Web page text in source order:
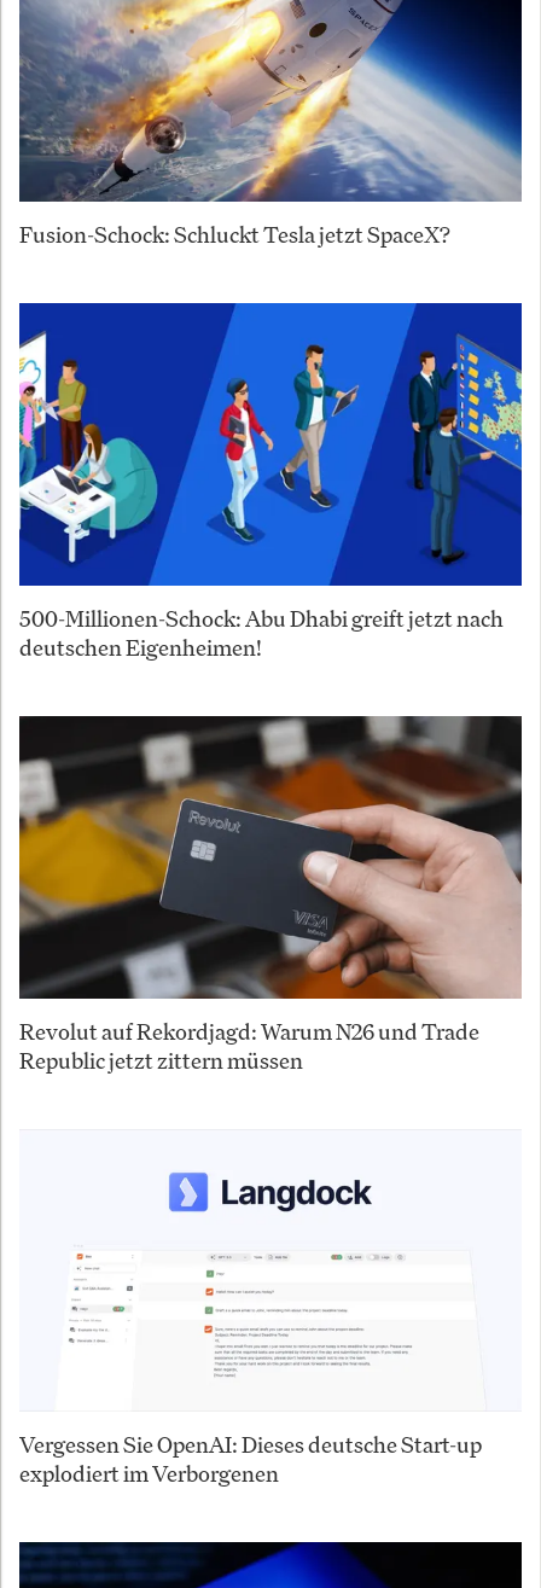
Fusion-Schock: Schluckt Tesla jetzt SpaceX?
500-Millionen-Schock: Abu Dhabi greift jetzt nach
deutschen Eigenheimen!
Revolut auf Rekordjagd: Warum N26 und Trade
Republic jetzt zittern müssen
Vergessen Sie OpenAI: Dieses deutsche Start-up
explodiert im Verborgenen